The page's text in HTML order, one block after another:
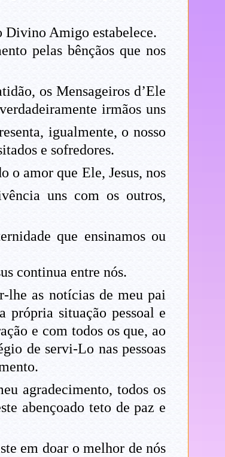
Divino Amigo estabelece.
pelas bênçãos que nos
os Mensageiros d’Ele
irmãos uns
igualmente, o nosso
e sofredores.
o amor que Ele, Jesus, nos
uns com os outros,
que ensinamos ou
continua entre nós.
lhe as notícias de meu pai
própria situação pessoal e
e com todos os que, ao
de servi-Lo nas pessoas
agradecimento, todos os
abençoado teto de paz e
em doar o melhor de nós